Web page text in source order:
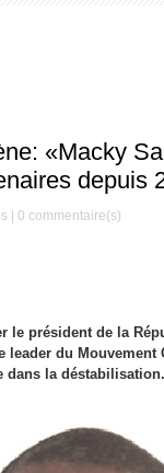
«Macky
depuis
|0 commentaire(s)
le président de la
du
dans la